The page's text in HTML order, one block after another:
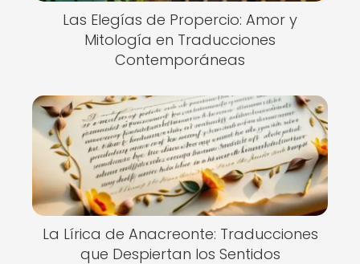
Las Elegías de Propercio: Amor y
Mitología en Traducciones
Contemporáneas
La Lírica de Anacreonte: Traducciones
que Despiertan los Sentidos